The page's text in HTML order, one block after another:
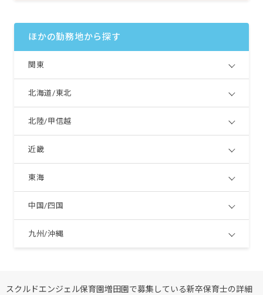
ほかの勤務地から探す
関東
北海道/東北
北陸/甲信越
近畿
東海
中国/四国
九州/沖縄
スクルドエンジェル保育園増田園で募集している新卒保育士の詳細